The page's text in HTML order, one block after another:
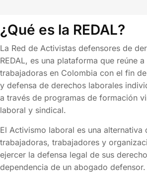
¿Qué es la REDAL?
La Red de Activistas defensores de
REDAL, es una plataforma que reúne
trabajadoras en Colombia con el fin
y defensa de derechos laborales
a través de programas de formación
laboral y sindical.
El Activismo laboral es una alternativa
trabajadoras, trabajadores y
ejercer la defensa legal de sus
dependencia de un abogado defensor.